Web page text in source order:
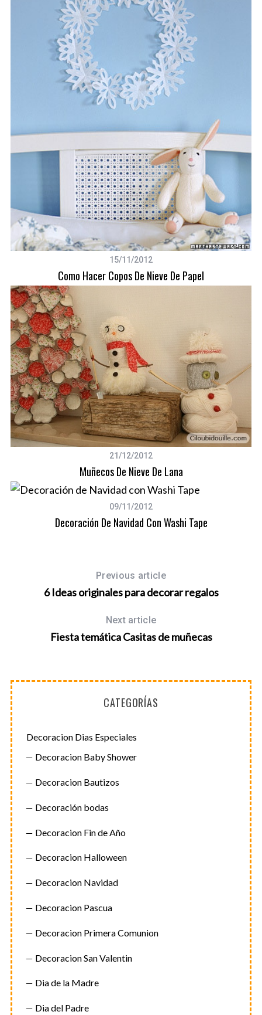
15/11/2012
Como Hacer Copos De Nieve De Papel
21/12/2012
Muñecos De Nieve De Lana
09/11/2012
Decoración De Navidad Con Washi Tape
Previous article
6 Ideas originales para decorar regalos
Next article
Fiesta temática Casitas de muñecas
CATEGORÍAS
Decoracion Dias Especiales
Decoracion Baby Shower
Decoracion Bautizos
Decoración bodas
Decoracion Fin de Año
Decoracion Halloween
Decoracion Navidad
Decoracion Pascua
Decoracion Primera Comunion
Decoracion San Valentin
Dia de la Madre
Dia del Padre
a
r
h
o
: